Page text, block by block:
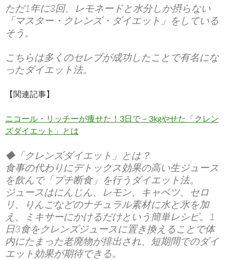
ただ1年に3回、レモネードと水分しか摂らない
「マスター・クレンズ・ダイエット」をしている
そう。
こちらは多くのセレブが成功したことで有名にな
ったダイエット法。
【関連記事】
ニコール・リッチーが痩せた！3日で－3kgやせた「クレン
ズダイエット」とは
◆「クレンズダイエット」とは？
食事の代わりにデトックス効果の高い生ジュース
を飲んで「プチ断食」を行うダイエット法。
ジュースはにんじん、レモン、キャベツ、セロ
リ、りんごなどのナチュラル素材に水と氷を加
え、ミキサーにかけるだけという簡単レシピ。1
日3食をクレンズジュースに置き換えることで体
内にたまった老廃物が排出され、短期間でのダイ
エット効果が期待できる。